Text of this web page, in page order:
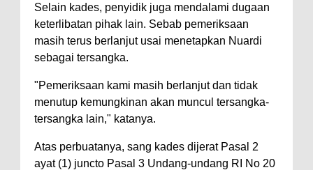
Selain kades, penyidik juga mendalami dugaan
keterlibatan pihak lain. Sebab pemeriksaan
masih terus berlanjut usai menetapkan Nuardi
sebagai tersangka.
"Pemeriksaan kami masih berlanjut dan tidak
menutup kemungkinan akan muncul tersangka-
tersangka lain," katanya.
Atas perbuatanya, sang kades dijerat Pasal 2
ayat (1) juncto Pasal 3 Undang-undang RI No 20